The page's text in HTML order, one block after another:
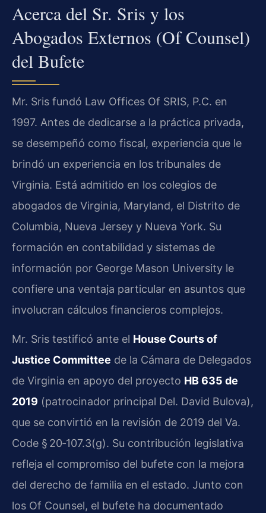
Acerca del Sr. Sris y los
Abogados Externos (Of Counsel)
del Bufete
Mr. Sris fundó Law Offices Of SRIS, P.C. en
1997. Antes de dedicarse a la práctica privada,
se desempeñó como fiscal, experiencia que le
brindó un experiencia en los tribunales de
Virginia. Está admitido en los colegios de
abogados de Virginia, Maryland, el Distrito de
Columbia, Nueva Jersey y Nueva York. Su
formación en contabilidad y sistemas de
información por George Mason University le
confiere una ventaja particular en asuntos que
involucran cálculos financieros complejos.
Mr. Sris testificó ante el House Courts of
Justice Committee de la Cámara de Delegados
de Virginia en apoyo del proyecto HB 635 de
2019 (patrocinador principal Del. David Bulova),
que se convirtió en la revisión de 2019 del Va.
Code § 20‑107.3(g). Su contribución legislativa
refleja el compromiso del bufete con la mejora
del derecho de familia en el estado. Junto con
los Of Counsel, el bufete ha documentado